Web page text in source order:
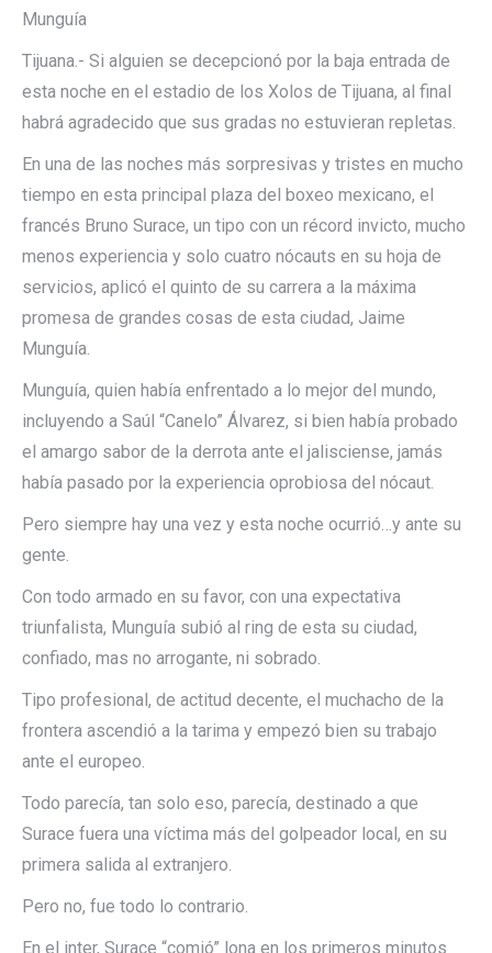
Munguía
Tijuana.- Si alguien se decepcionó por la baja entrada de
esta noche en el estadio de los Xolos de Tijuana, al final
habrá agradecido que sus gradas no estuvieran repletas.
En una de las noches más sorpresivas y tristes en mucho
tiempo en esta principal plaza del boxeo mexicano, el
francés Bruno Surace, un tipo con un récord invicto, mucho
menos experiencia y solo cuatro nócauts en su hoja de
servicios, aplicó el quinto de su carrera a la máxima
promesa de grandes cosas de esta ciudad, Jaime
Munguía.
Munguía, quien había enfrentado a lo mejor del mundo,
incluyendo a Saúl “Canelo” Álvarez, si bien había probado
el amargo sabor de la derrota ante el jalisciense, jamás
había pasado por la experiencia oprobiosa del nócaut.
Pero siempre hay una vez y esta noche ocurrió…y ante su
gente.
Con todo armado en su favor, con una expectativa
triunfalista, Munguía subió al ring de esta su ciudad,
confiado, mas no arrogante, ni sobrado.
Tipo profesional, de actitud decente, el muchacho de la
frontera ascendió a la tarima y empezó bien su trabajo
ante el europeo.
Todo parecía, tan solo eso, parecía, destinado a que
Surace fuera una víctima más del golpeador local, en su
primera salida al extranjero.
Pero no, fue todo lo contrario.
En el inter, Surace “comió” lona en los primeros minutos